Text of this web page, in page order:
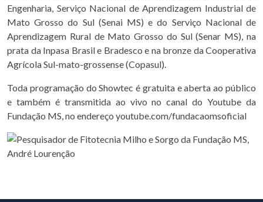
Engenharia, Serviço Nacional de Aprendizagem Industrial de
Mato Grosso do Sul (Senai MS) e do Serviço Nacional de
Aprendizagem Rural de Mato Grosso do Sul (Senar MS), na
prata da Inpasa Brasil e Bradesco e na bronze da Cooperativa
Agrícola Sul-mato-grossense (Copasul).
Toda programação do Showtec é gratuita e aberta ao público
e também é transmitida ao vivo no canal do Youtube da
Fundação MS, no endereço youtube.com/fundacaomsoficial